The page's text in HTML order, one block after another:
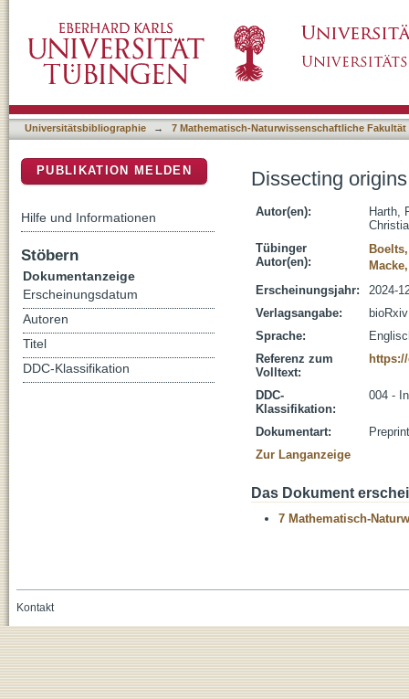
Universitätsbibliographie → 7 Mathematisch-Naturwissenschaftliche Fakultät
Dissecting
Autor(en):
Harth,
Tübinger
Autor(en):
Erscheinungsjahr:
2024-
Verlagsangabe:
bioRxiv
Sprache:
Referenz zum
Volltext:
DDC-
Klassifikation:
004 -
Dokumentart:
Preprint
Zur Langanzeige
Das Dokument
7 Mathematisch-
PUBLIKATION MELDEN
Hilfe und Informationen
Stöbern
Dokumentanzeige
Erscheinungsdatum
Autoren
Titel
DDC-Klassifikation
Kontakt